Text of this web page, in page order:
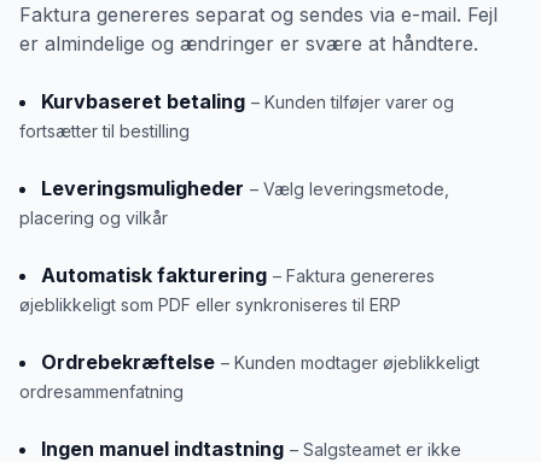
Faktura genereres separat og sendes via e-mail. Fejl
er almindelige og ændringer er svære at håndtere.
Kurvbaseret betaling – Kunden tilføjer varer og
fortsætter til bestilling
Leveringsmuligheder – Vælg leveringsmetode,
placering og vilkår
Automatisk fakturering – Faktura genereres
øjeblikkeligt som PDF eller synkroniseres til ERP
Ordrebekræftelse – Kunden modtager øjeblikkeligt
ordresammenfatning
Ingen manuel indtastning – Salgsteamet er ikke